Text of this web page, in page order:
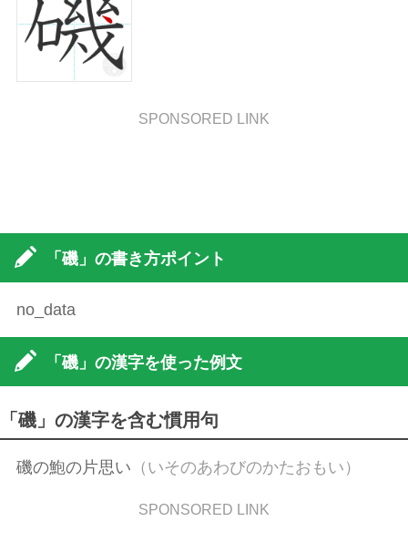
SPONSORED LINK
「磯」の書き方ポイント
no_data
「磯」の漢字を使った例文
「磯」の漢字を含む慣用句
磯の鮑の片思い （いそのあわびのかたおもい）
SPONSORED LINK